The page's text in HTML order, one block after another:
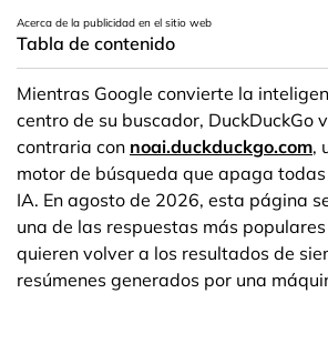
Acerca de la publicidad en el sitio web
Tabla de contenido
Mientras Google convierte la
centro de su buscador, DuckDuckGo
contraria con noai.duckduckgo.com,
motor de búsqueda que apaga
IA. En agosto de 2026, esta página
una de las respuestas más
quieren volver a los resultados de
resúmenes generados por una